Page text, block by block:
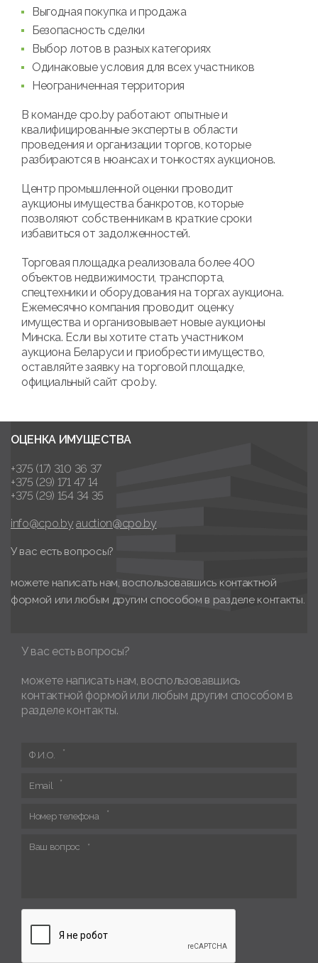
Выгодная покупка и продажа
Безопасность сделки
Выбор лотов в разных категориях
Одинаковые условия для всех участников
Неограниченная территория
В команде cpo.by работают опытные и
квалифицированные эксперты в области
проведения и организации торгов, которые
разбираются в нюансах и тонкостях аукционов.
Центр промышленной оценки проводит
аукционы имущества банкротов, которые
позволяют собственникам в краткие сроки
избавиться от задолженностей.
Торговая площадка реализовала более 400
объектов недвижимости, транспорта,
спецтехники и оборудования на торгах аукциона.
Ежемесячно компания проводит оценку
имущества и организовывает новые аукционы
Минска. Если вы хотите стать участником
аукциона Беларуси и приобрести имущество,
оставляйте заявку на торговой площадке,
официальный сайт cpo.by.
ОЦЕНКА ИМУЩЕСТВА
+375 (17) 310 36 37
+375 (29) 171 47 14
+375 (29) 154 34 35
info@cpo.by auction@cpo.by
У вас есть вопросы?
можете написать нам, воспользовавшись контактной
формой или любым другим способом в разделе контакты.
У вас есть вопросы?
можете написать нам, воспользовавшись
контактной формой или любым другим способом в
разделе контакты.
Ф.И.О.
Email
Номер телефона
Ваш вопрос